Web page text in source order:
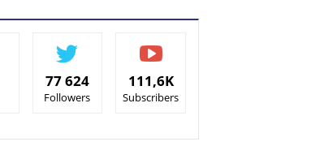
77 624
Followers
111,6K
Subscribers